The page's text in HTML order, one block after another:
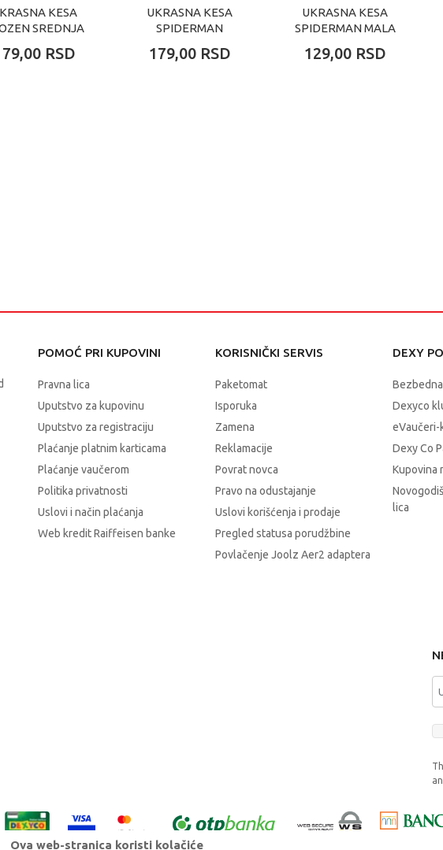
KESA
SREDNJA
RSD
UKRASNA KESA
SPIDERMAN
179,00 RSD
UKRASNA KESA
SPIDERMAN MALA
129,00 RSD
POMOĆ PRI KUPOVINI
Pravna lica
Uputstvo za kupovinu
Uputstvo za registraciju
Plaćanje platnim karticama
Plaćanje vaučerom
Politika privatnosti
Uslovi i način plaćanja
Web kredit Raiffeisen banke
KORISNIČKI SERVIS
Paketomat
Isporuka
Zamena
Reklamacije
Povrat novca
Pravo na odustajanje
Uslovi korišćenja i prodaje
Pregled statusa porudžbine
Povlačenje Joolz Aer2 adaptera
DEXY
Dexyco
Dexy Co
Kupovina
lica
Ova web-stranica koristi kolačiće